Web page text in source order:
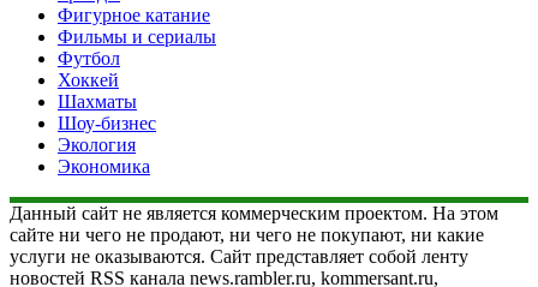
Фигурное катание
Фильмы и сериалы
Футбол
Хоккей
Шахматы
Шоу-бизнес
Экология
Экономика
Данный сайт не является коммерческим проектом. На этом
сайте ни чего не продают, ни чего не покупают, ни какие
услуги не оказываются. Сайт представляет собой ленту
новостей RSS канала news.rambler.ru, kommersant.ru,